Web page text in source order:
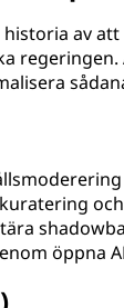
av
öppna